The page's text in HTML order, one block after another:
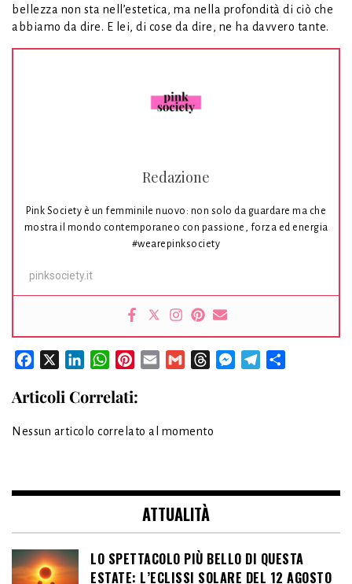
bellezza non sta nell’estetica, ma nella profondità di ciò che
abbiamo da dire. E lei, di cose da dire, ne ha davvero tante.
Redazione
Pink Society è un femminile nuovo: non solo da guardare ma che
mostra il mondo contemporaneo con passione, forza ed energia
#wearepinksociety
pinksociety.it
Facebook LinkedInWhatsAppPinterest
Email Gmail ThreadsMessenger
Telegram
Articoli Correlati:
Nessun articolo correlato al momento
ATTUALITÀ
LO SPETTACOLO PIÙ BELLO DI QUESTA
ESTATE: L’ECLISSI SOLARE DEL 12 AGOSTO